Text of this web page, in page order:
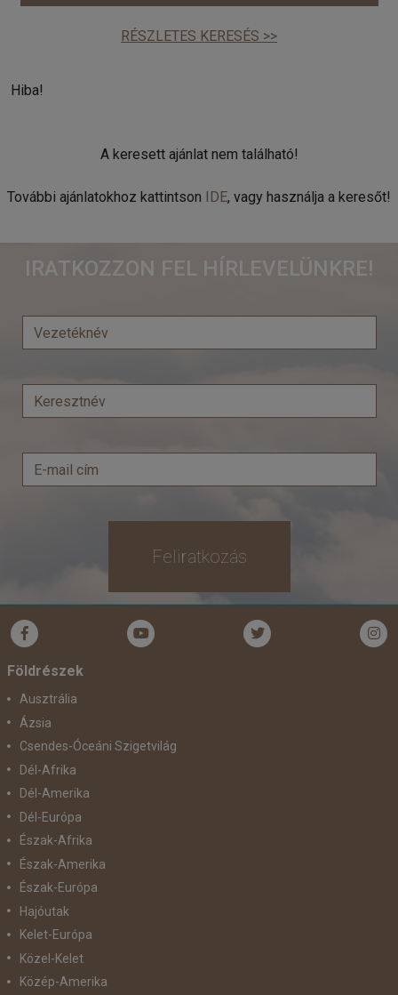
RÉSZLETES KERESÉS >>
Hiba!
A keresett ajánlat nem található!
További ajánlatokhoz kattintson IDE, vagy használja a keresőt!
IRATKOZZON FEL HÍRLEVELÜNKRE!
Feliratkozás
Földrészek
Ausztrália
Ázsia
Csendes-Óceáni Szigetvilág
Dél-Afrika
Dél-Amerika
Dél-Európa
Észak-Afrika
Észak-Amerika
Észak-Európa
Hajóutak
Kelet-Európa
Közel-Kelet
Közép-Amerika